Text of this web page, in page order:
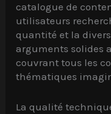
catalogue de
utilisateurs
quantité et la
arguments solides
couvrant tous les
thématiques
La qualité